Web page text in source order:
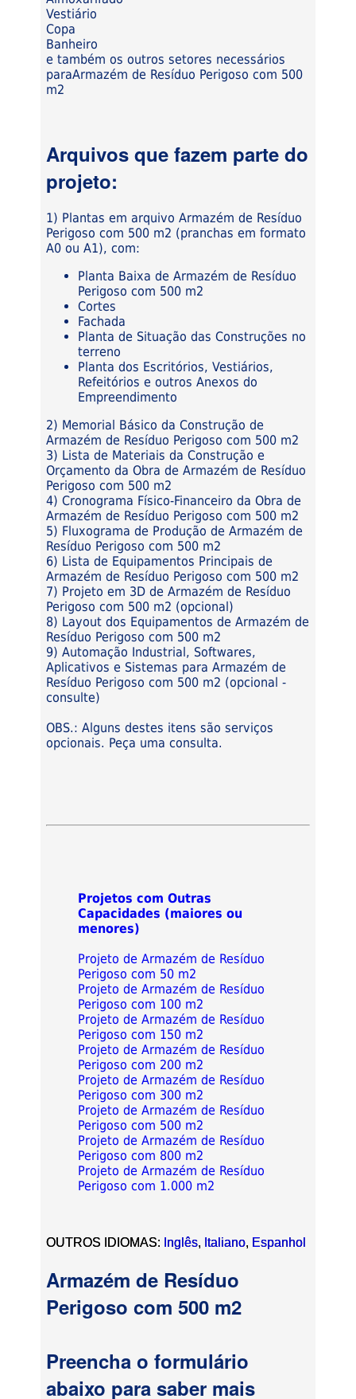
Vestiário
Copa
Banheiro
e também os outros setores necessários
paraArmazém de Resíduo Perigoso com 500
m2
Arquivos que fazem parte do
projeto:
1) Plantas em arquivo Armazém de Resíduo
Perigoso com 500 m2 (pranchas em formato
A0 ou A1), com:
Planta Baixa de Armazém de Resíduo
Perigoso com 500 m2
Cortes
Fachada
Planta de Situação das Construções no
terreno
Planta dos Escritórios, Vestiários,
Refeitórios e outros Anexos do
Empreendimento
2) Memorial Básico da Construção de
Armazém de Resíduo Perigoso com 500 m2
3) Lista de Materiais da Construção e
Orçamento da Obra de Armazém de Resíduo
Perigoso com 500 m2
4) Cronograma Físico-Financeiro da Obra de
Armazém de Resíduo Perigoso com 500 m2
5) Fluxograma de Produção de Armazém de
Resíduo Perigoso com 500 m2
6) Lista de Equipamentos Principais de
Armazém de Resíduo Perigoso com 500 m2
7) Projeto em 3D de Armazém de Resíduo
Perigoso com 500 m2 (opcional)
8) Layout dos Equipamentos de Armazém de
Resíduo Perigoso com 500 m2
9) Automação Industrial, Softwares,
Aplicativos e Sistemas para Armazém de
Resíduo Perigoso com 500 m2 (opcional -
consulte)
OBS.: Alguns destes itens são serviços
opcionais. Peça uma consulta.
Projetos com Outras
Capacidades (maiores ou
menores)
Projeto de Armazém de Resíduo
Perigoso com 50 m2
Projeto de Armazém de Resíduo
Perigoso com 100 m2
Projeto de Armazém de Resíduo
Perigoso com 150 m2
Projeto de Armazém de Resíduo
Perigoso com 200 m2
Projeto de Armazém de Resíduo
Perigoso com 300 m2
Projeto de Armazém de Resíduo
Perigoso com 500 m2
Projeto de Armazém de Resíduo
Perigoso com 800 m2
Projeto de Armazém de Resíduo
Perigoso com 1.000 m2
OUTROS IDIOMAS: Inglês, Italiano, Espanhol
Armazém de Resíduo
Perigoso com 500 m2
Preencha o formulário
abaixo para saber mais